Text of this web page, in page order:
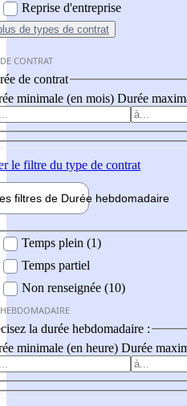
Reprise d'entreprise
de types de contrat
CONTRAT
de contrat
minimale (en mois) Durée
le filtre du type de contrat
filtres de Durée hebdomadaire
Temps plein (1)
Temps partiel
Non renseignée (10)
la durée hebdomadaire :
minimale (en heure) Durée